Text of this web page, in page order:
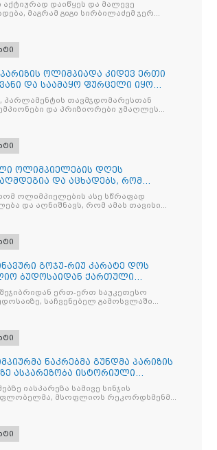
აქტიურად დაიწყეს და მალევე
მაგრამ გიგი სირბილაძემ ჯერ
ოლიმპიადა კიდევ ერთი
და საამაყო ფურცელი იყო
პარლამენტის თავმჯდომარესთან
და პრიზიორები უმაღლეს
ოლიმპიელების დღეს
და აცხადებს, რომ
პარალიმპიელებისთვის
ზეიმის მოწყობას გეგმავს
ოლიმპიელების ასე სწრაფად
და აღნიშნავს, რომ ამას თავისი
გოჯუ-რიუ კარატე დოს
ბუდოსაიდან ქართული
დაბრუნდა
ერთ-ერთ საუკეთესო
საჩვენებელ გამოსვლაში
ნაკრებმა გუნდმა პარიზის
ასპარეზობა ისტორიული
იასპარეზა სამივე სინჯის
მსოფლიოს რეკორდსმენმა,